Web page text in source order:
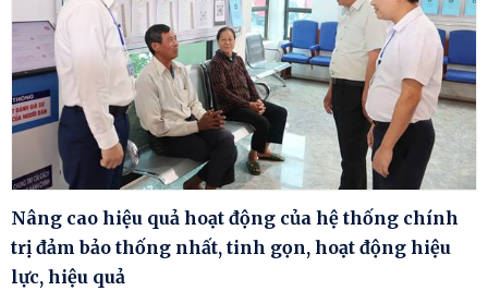
Nâng cao hiệu quả hoạt động của hệ thống chính
trị đảm bảo thống nhất, tinh gọn, hoạt động hiệu
lực, hiệu quả